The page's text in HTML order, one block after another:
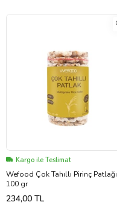
Kargo ile Teslimat
Wefood Çok Tahıllı Pirinç Patlağı
100 gr
234,00 TL